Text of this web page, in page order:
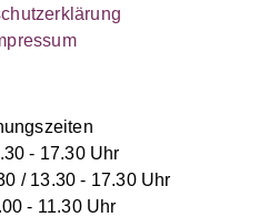
- 17.30 Uhr
/ 13.30 - 17.30 Uhr
- 11.30 Uhr